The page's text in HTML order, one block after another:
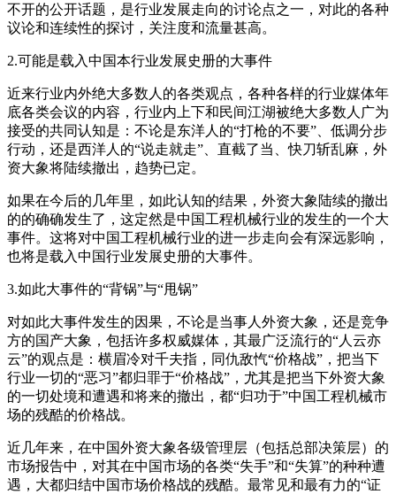
不开的公开话题，是行业发展走向的讨论点之一，对此的各种
议论和连续性的探讨，关注度和流量甚高。
2.可能是载入中国本行业发展史册的大事件
近来行业内外绝大多数人的各类观点，各种各样的行业媒体年
底各类会议的内容，行业内上下和民间江湖被绝大多数人广为
接受的共同认知是：不论是东洋人的“打枪的不要”、低调分步
行动，还是西洋人的“说走就走”、直截了当、快刀斩乱麻，外
资大象将陆续撤出，趋势已定。
如果在今后的几年里，如此认知的结果，外资大象陆续的撤出
的的确确发生了，这定然是中国工程机械行业的发生的一个大
事件。这将对中国工程机械行业的进一步走向会有深远影响，
也将是载入中国行业发展史册的大事件。
3.如此大事件的“背锅”与“甩锅”
对如此大事件发生的因果，不论是当事人外资大象，还是竞争
方的国产大象，包括许多权威媒体，其最广泛流行的“人云亦
云”的观点是：横眉冷对千夫指，同仇敌忾“价格战”，把当下
行业一切的“恶习”都归罪于“价格战”，尤其是把当下外资大象
的一切处境和遭遇和将来的撤出，都“归功于”中国工程机械市
场的残酷的价格战。
近几年来，在中国外资大象各级管理层（包括总部决策层）的
市场报告中，对其在中国市场的各类“失手”和“失算”的种种遭
遇，大都归结中国市场价格战的残酷。最常见和最有力的“证